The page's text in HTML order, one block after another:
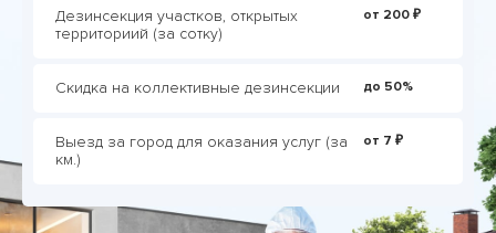
Дезинсекция участков, открытых
территориий (за сотку)
от 200 ₽
Скидка на коллективные дезинсекции до 50%
Выезд за город для оказания услуг (за
км.)
от 7 ₽